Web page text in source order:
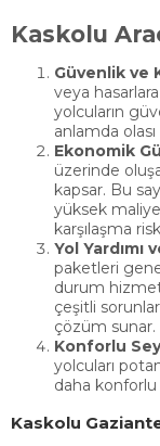
Kaskolu
Güvenlik ve
veya
yolcuların
anlamda
Ekonomik
üzerinde
kapsar. Bu
yüksek
karşılaşma
Yol Yardımı
paketleri
durum
çeşitli
çözüm sunar.
Konforlu
yolcuları
daha konforlu
Kaskolu